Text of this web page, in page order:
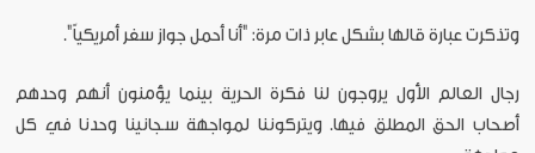
وتذكرت عبارة قالها بشكل عابر ذات مرة: "أنا أحمل جواز سفر أمريكياً".
رجال العالم الأول يروجون لنا فكرة الحرية بينما يؤمنون أنهم وحدهم
أصحاب الحق المطلق فيها. ويتركوننا لمواجهة سجانينا وحدنا في كل